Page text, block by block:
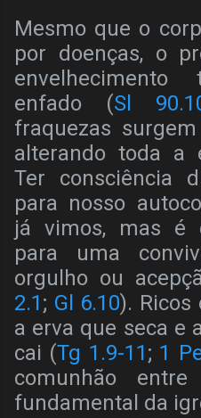
Mesmo que o
por doenças, o
enfado (Sl
fraquezas
alterando toda a
Ter consciência
para nosso
já vimos, mas é
para uma
orgulho ou
2.1; Gl 6.10). Ricos
a erva que seca e
cai (Tg 1.9-11; 1
comunhão
fundamental da